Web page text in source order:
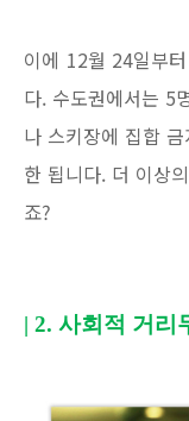
이에 12월 24일부
다. 수도권에서는 5
나 스키장에 집합
한 됩니다. 더 이상
죠?
| 2. 사회적 거리